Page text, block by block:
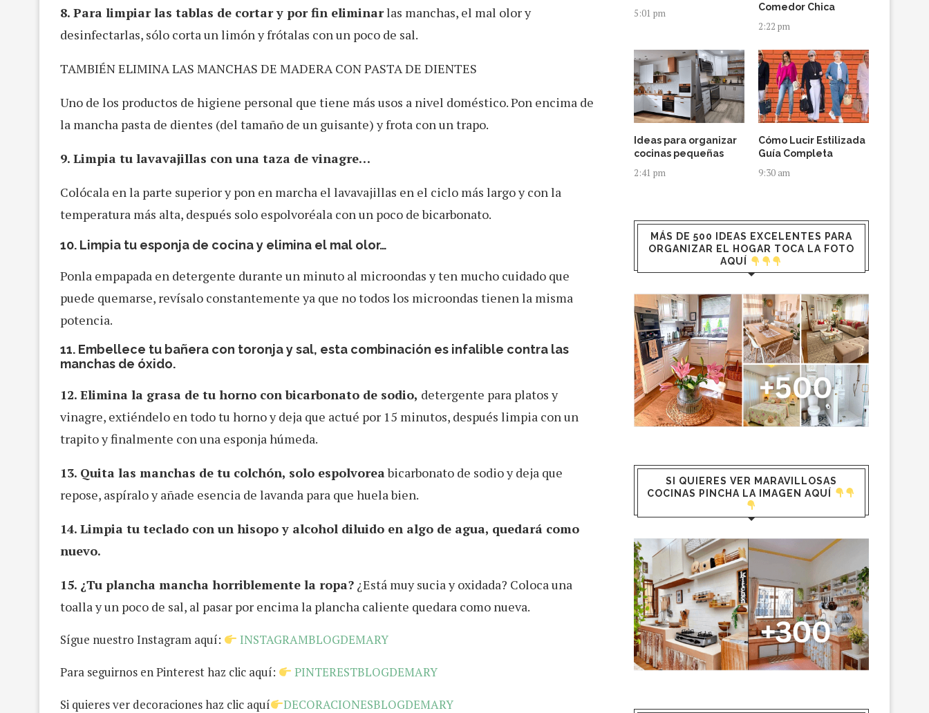
8. Para limpiar las tablas de cortar y por fin eliminarlas manchas, el mal olor y
desinfectarlas, sólo corta un limón y frótalas con un poco de sal.
TAMBIÉN ELIMINA LAS MANCHAS DE MADERA CON PASTA DE DIENTES
Uno de los productos de higiene personal que tiene más usos a nivel doméstico. Pon encima de
la mancha pasta de dientes (del tamaño de un guisante) y frota con un trapo.
9. Limpia tu lavavajillas con una taza de vinagre…
Colócala en la parte superior y pon en marcha el lavavajillas en el ciclo más largo y con la
temperatura más alta, después solo espolvoréala con un poco de bicarbonato.
10. Limpia tu esponja de cocina y elimina el mal olor…
Ponla empapada en detergente durante un minuto al microondas y ten mucho cuidado que
puede quemarse, revísalo constantemente ya que no todos los microondas tienen la misma
potencia.
11. Embellece tu bañera con toronja y sal, esta combinación es infalible contra las
manchas de óxido.
12. Elimina la grasa de tu horno con bicarbonato de sodio, detergente para platos y
vinagre, extiéndelo en todo tu horno y deja que actué por 15 minutos, después limpia con un
trapito y finalmente con una esponja húmeda.
13. Quita las manchas de tu colchón, solo espolvoreabicarbonato de sodio y deja que
repose, aspíralo y añade esencia de lavanda para que huela bien.
14. Limpia tu teclado con un hisopo y alcohol diluido en algo de agua, quedará como
nuevo.
15. ¿Tu plancha mancha horriblemente la ropa? ¿Está muy sucia y oxidada? Coloca una
toalla y un poco de sal, al pasar por encima la plancha caliente quedara como nueva.
Sígue nuestro Instagram aquí: INSTAGRAMBLOGDEMARY
Para seguirnos en Pinterest haz clic aquí: PINTERESTBLOGDEMARY
Si quieres ver decoraciones haz clic aquí DECORACIONESBLOGDEMARY
5:01 pm
Comedor Chica
2:22 pm
Ideas para organizar
cocinas pequeñas
2:41 pm
Cómo Lucir Estilizada
Guía Completa
9:30 am
MÁS DE 500 IDEAS EXCELENTES PARA
ORGANIZAR EL HOGAR TOCA LA FOTO
AQUÍ
SI QUIERES VER MARAVILLOSAS
COCINAS PINCHA LA IMAGEN AQUÍ